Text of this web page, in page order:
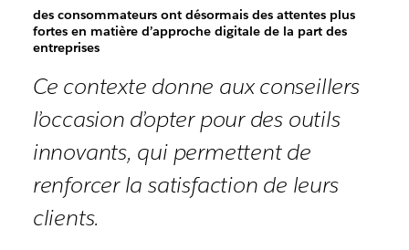
des consommateurs ont désormais des attentes plus
fortes en matière d’approche digitale de la part des
entreprises
Ce contexte donne aux conseillers
l’occasion d’opter pour des outils
innovants, qui permettent de
renforcer la satisfaction de leurs
clients.